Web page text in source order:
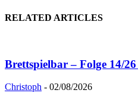
RELATED ARTICLES
Brettspielbar – Folge 14/
Christoph - 02/08/2026